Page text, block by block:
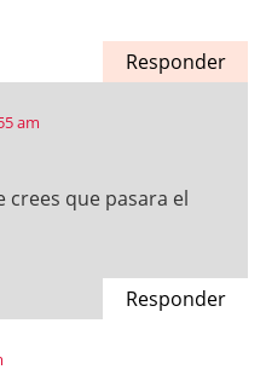
Responder
am
crees que pasara el
Responder